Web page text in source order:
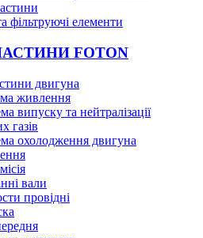
фільтруючі елементи
FOTON
двигуна
живлення
випуску та нейтралізації
газів
охолодження двигуна
вали
провідні